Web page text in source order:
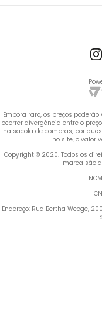
Embora raro, os preços
ocorrer divergência entre o
na sacola de compras, por
no site, o valor
marca são
Endereço: Rua Bertha Weege,